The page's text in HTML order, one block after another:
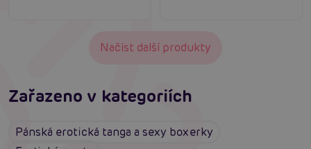
Načíst další produkty
Zařazeno v kategoriích
Pánská erotická tanga a sexy boxerky